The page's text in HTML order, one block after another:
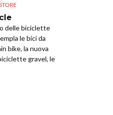
delle biciclette
le bici da
bike, la nuova
gravel, le